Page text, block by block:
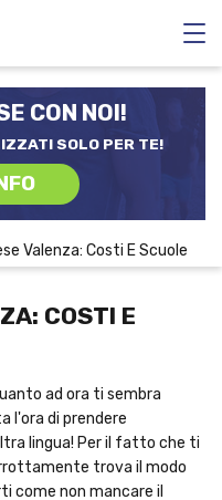
CERCA
CON NOI!
SOLO PER TE!
Valenza: Costi E Scuole
COSTI E
ad ora ti sembra
l'ora di prendere
lingua! Per il fatto che ti
trova il modo
come non mancare il